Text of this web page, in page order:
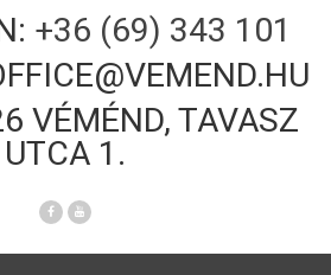
+36 (69) 343 101
VÉMÉND, TAVASZ
UTCA 1.